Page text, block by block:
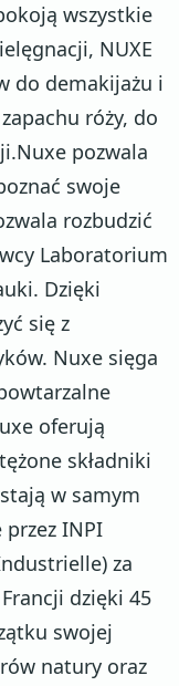
wszystkie
NUXE
do demakijażu i
róży, do
pozwala
swoje
rozbudzić
Laboratorium
Dzięki
się z
Nuxe sięga
oferują
składniki
w samym
przez INPI
za
dzięki 45
swojej
natury oraz